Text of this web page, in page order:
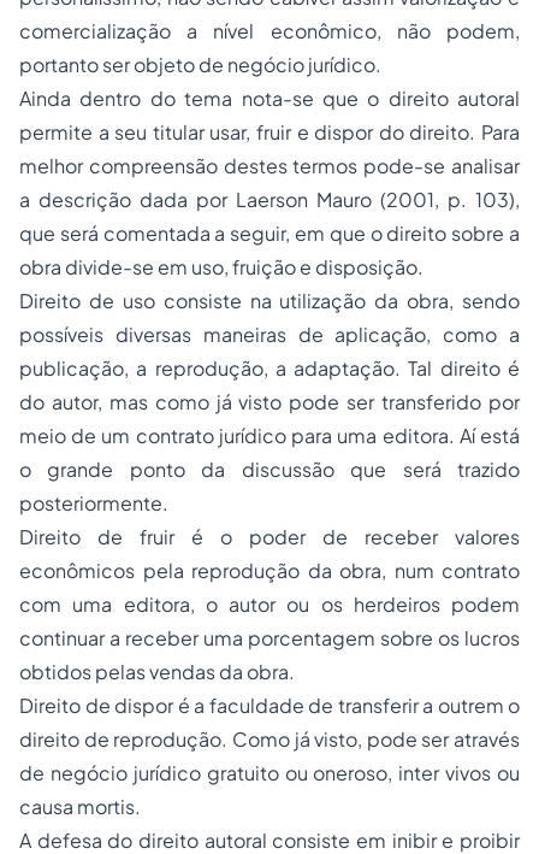
comercialização a nível econômico, não podem,
portanto ser objeto de negócio jurídico.
Ainda dentro do tema nota-se que o direito autoral
permite a seu titular usar, fruir e dispor do direito. Para
melhor compreensão destes termos pode-se analisar
a descrição dada por Laerson Mauro (2001, p. 103),
que será comentada a seguir, em que o direito sobre a
obra divide-se em uso, fruição e disposição.
Direito de uso consiste na utilização da obra, sendo
possíveis diversas maneiras de aplicação, como a
publicação, a reprodução, a adaptação. Tal direito é
do autor, mas como já visto pode ser transferido por
meio de um contrato jurídico para uma editora. Aí está
o grande ponto da discussão que será trazido
posteriormente.
Direito de fruir é o poder de receber valores
econômicos pela reprodução da obra, num contrato
com uma editora, o autor ou os herdeiros podem
continuar a receber uma porcentagem sobre os lucros
obtidos pelas vendas da obra.
Direito de dispor é a faculdade de transferir a outrem o
direito de reprodução. Como já visto, pode ser através
de negócio jurídico gratuito ou oneroso, inter vivos ou
causa mortis.
A defesa do direito autoral consiste em inibir e proibir